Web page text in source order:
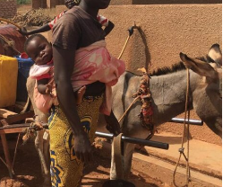
Faso
de fonds en Europe